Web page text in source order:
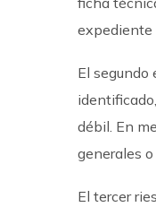
expediente
El segundo
débil. En
generales
El tercer